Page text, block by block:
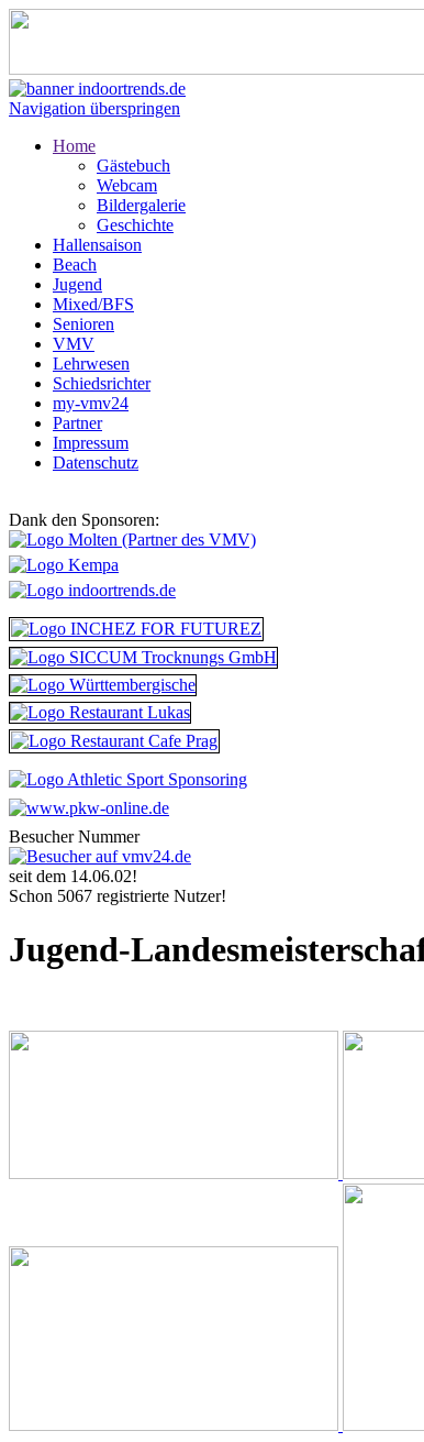
Navigation überspringen
Home
Gästebuch
Webcam
Bildergalerie
Geschichte
Hallensaison
Beach
Jugend
Mixed/BFS
Senioren
VMV
Lehrwesen
Schiedsrichter
my-vmv24
Partner
Impressum
Datenschutz
Dank den Sponsoren:
Besucher Nummer
seit dem 14.06.02!
Schon 5067 registrierte Nutzer!
Jugend-